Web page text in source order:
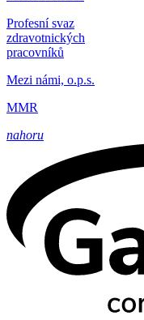
Profesní svaz
zdravotnických
pracovníků
Mezi námi, o.p.s.
MMR
nahoru